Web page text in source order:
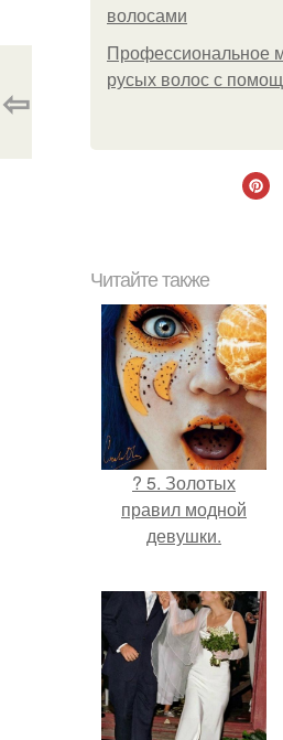
волосами
Профессиональное
русых волос с
⇦
Читайте также
? 5. Золотых
правил модной
девушки.